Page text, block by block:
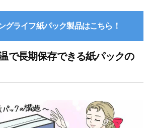
グライフ紙パック製品はこちら！
で長期保存できる紙パックの